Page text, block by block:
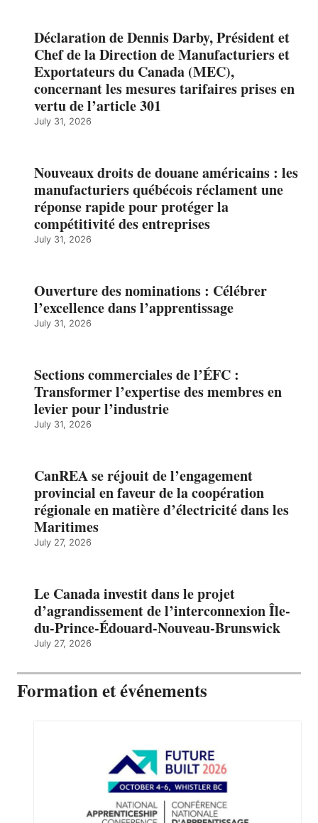
Déclaration de Dennis Darby, Président et
Chef de la Direction de Manufacturiers et
Exportateurs du Canada (MEC),
concernant les mesures tarifaires prises en
vertu de l’article 301
July 31, 2026
Nouveaux droits de douane américains : les
manufacturiers québécois réclament une
réponse rapide pour protéger la
compétitivité des entreprises
July 31, 2026
Ouverture des nominations : Célébrer
l’excellence dans l’apprentissage
July 31, 2026
Sections commerciales de l’ÉFC :
Transformer l’expertise des membres en
levier pour l’industrie
July 31, 2026
CanREA se réjouit de l’engagement
provincial en faveur de la coopération
régionale en matière d’électricité dans les
Maritimes
July 27, 2026
Le Canada investit dans le projet
d’agrandissement de l’interconnexion Île-
du-Prince-Édouard-Nouveau-Brunswick
July 27, 2026
Formation et événements